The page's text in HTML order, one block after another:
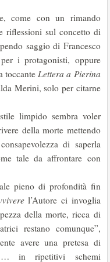
come con un rimando
riflessioni sul concetto di
saggio di Francesco
i protagonisti, oppure
toccanteLettera a Pierina
Merini, solo per citarne
limpido sembra voler
della morte mettendo
di saperla
tale da affrontare con
pieno di profondità fin
l’Autore ci invoglia
della morte, ricca di
restano comunque”,
avere una pretesa di
… in ripetitivi schemi